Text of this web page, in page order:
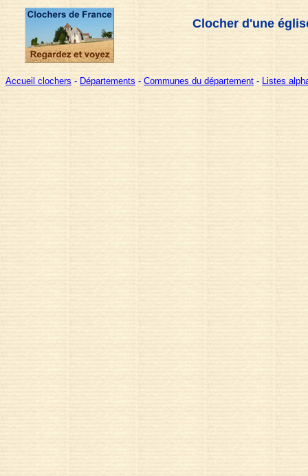
Clocher d'une
Accueil clochers - Départements - Communes du département - Listes